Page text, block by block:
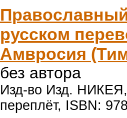
русском
Амвросия
без автора
Изд-во Изд. НИКЕЯ,
переплёт, ISBN: